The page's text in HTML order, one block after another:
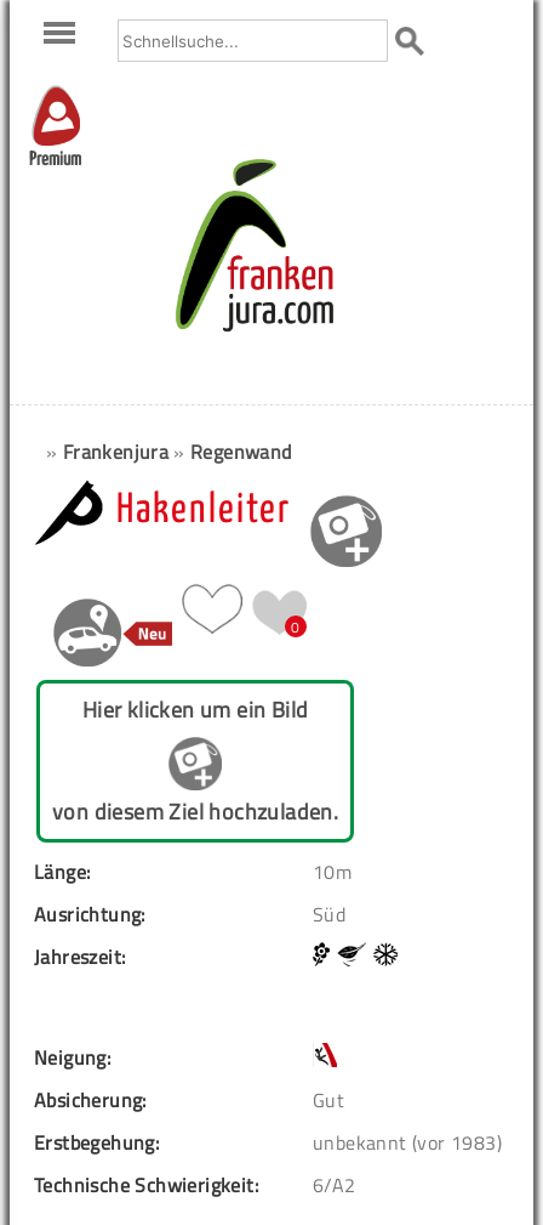
Premium
» Frankenjura» Regenwand
Hakenleiter
0
Hier klicken um ein Bild
von diesem Ziel hochzuladen.
Länge:
10m
Ausrichtung:
Süd
Jahreszeit:
Neigung:
Absicherung:
Gut
Erstbegehung:
unbekannt (vor 1983)
Technische Schwierigkeit:
6/A2